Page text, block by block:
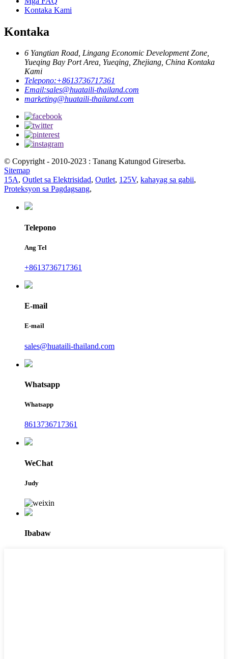
Kontaka Kami
Kontaka
6 Yangtian Road, Lingang Economic Development Zone,
Yueqing Bay Port Area, Yueqing, Zhejiang, China Kontaka
Kami
Telepono:+8613736717361
Email:sales@huataili-thailand.com
marketing@huataili-thailand.com
© Copyright - 2010-2023 : Tanang Katungod Gireserba.
Sitemap
15A, Outlet sa Elektrisidad, Outlet, 125V, kahayag sa gabii,
Proteksyon sa Pagdagsang,
Telepono
Ang Tel
+8613736717361
E-mail
E-mail
sales@huataili-thailand.com
Whatsapp
Whatsapp
8613736717361
WeChat
Judy
Ibabaw